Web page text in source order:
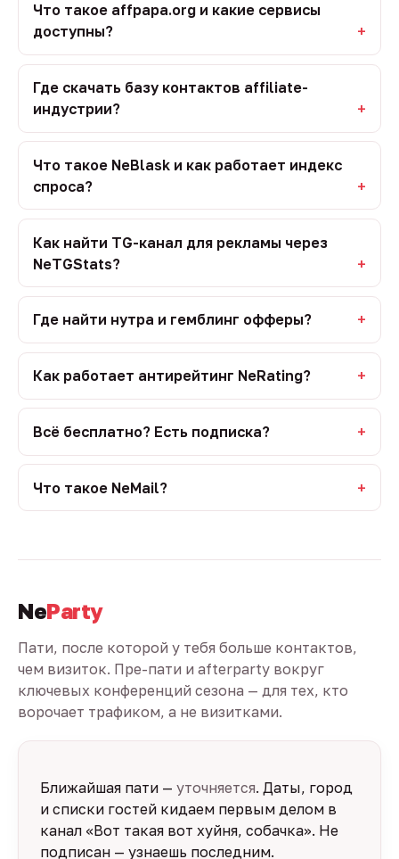
Что такое affpapa.org и какие сервисы
доступны?
Где скачать базу контактов affiliate-
индустрии?
Что такое NeBlask и как работает индекс
спроса?
Как найти TG-канал для рекламы через
NeTGStats?
Где найти нутра и гемблинг офферы?
Как работает антирейтинг NeRating?
Всё бесплатно? Есть подписка?
Что такое NeMail?
NeParty
Пати, после которой у тебя больше контактов,
чем визиток. Пре-пати и afterparty вокруг
ключевых конференций сезона — для тех, кто
ворочает трафиком, а не визитками.
Ближайшая пати — уточняется. Даты, город
и списки гостей кидаем первым делом в
канал «Вот такая вот хуйня, собачка». Не
подписан — узнаешь последним.